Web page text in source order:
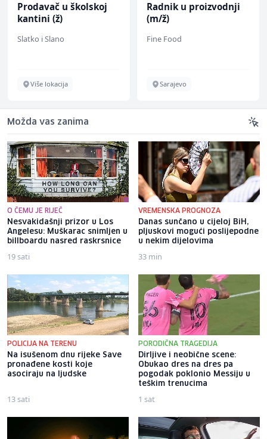
Prodavač u školskoj
kantini (ž)
Slatko i Slano
Više lokacija
Radnik u proizvodnji
(m/ž)
Fine Food
Sarajevo
Možda vas zanima
O ČEMU JE RIJEČ
Nesvakidašnji prizor u Los
Angelesu: Muškarac snimljen u
billboardu nasred raskrsnice
19 sati
VREMENSKA PROGNOZA
Danas sunčano u cijeloj BiH,
pljuskovi mogući poslijepodne
u nekim dijelovima
33 min
POLICIJA NA TERENU
Na isušenom dnu rijeke Save
pronađene kosti koje
asociraju na ljudske
13 sati
PORODIČNA TRAGEDIJA
Dirljive i neobične scene:
Obukao dres na dres pa
pogodak poklonio Messiju u
teškim trenucima
1 sat